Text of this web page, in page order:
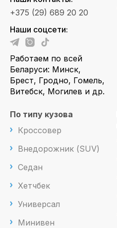
+375 (29) 689 20 20
Наши соцсети:
Работаем по всей
Беларуси: Минск,
Брест, Гродно, Гомель,
Витебск, Могилев и др.
По типу кузова
Кроссовер
Внедорожник (SUV)
Седан
Хетчбек
Универсал
Минивен